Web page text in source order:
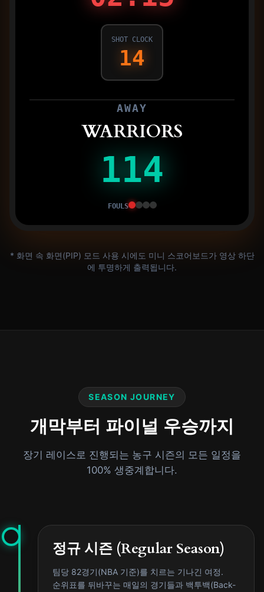
SHOT CLOCK
14
AWAY
WARRIORS
114
FOULS
* 화면 속 화면(PIP) 모드 사용 시에도 미니 스코어보드가 영상 하단
에 투명하게 출력됩니다.
SEASON JOURNEY
개막부터 파이널 우승까지
장기 레이스로 진행되는 농구 시즌의 모든 일정을
100% 생중계합니다.
정규 시즌 (Regular Season)
팀당 82경기(NBA 기준)를 치르는 기나긴 여정.
순위표를 뒤바꾸는 매일의 경기들과 백투백(Back-